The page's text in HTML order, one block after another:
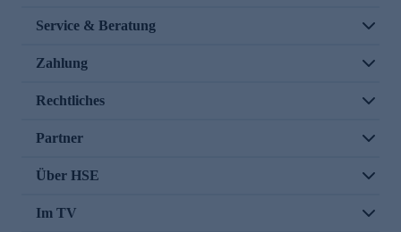
Service & Beratung
Zahlung
Rechtliches
Partner
Über HSE
Im TV